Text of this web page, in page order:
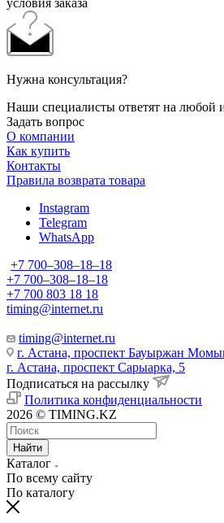
Нужна консультация?
Наши специалисты ответят на любой
Задать вопрос
О компании
Как купить
Контакты
Правила возврата товара
Instagram
Telegram
WhatsApp
+7 700‒308‒18‒18
+7 700‒308‒18‒18
+7 700 803 18 18
timing@internet.ru
timing@internet.ru
г. Астана, проспект Бауыржан
г. Астана, проспект Сарыарка, 5
Подписаться на рассылку
Политика конфиденциальности
2026 © TIMING.KZ
Найти
Каталог
По всему сайту
По каталогу